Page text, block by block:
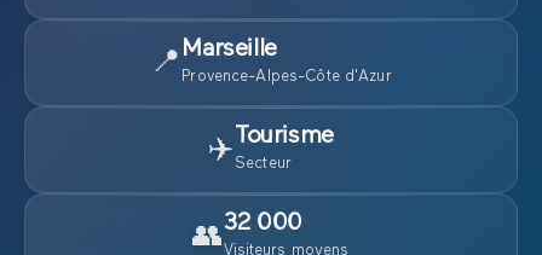
📍 Marseille
Provence-Alpes-Côte d'Azur
✈️Tourisme
Secteur
👥32 000
Visiteurs moyens